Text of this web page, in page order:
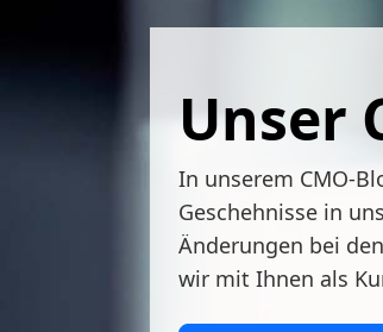
Unser
In unserem CMO-
Geschehnisse in
Änderungen bei
wir mit Ihnen als